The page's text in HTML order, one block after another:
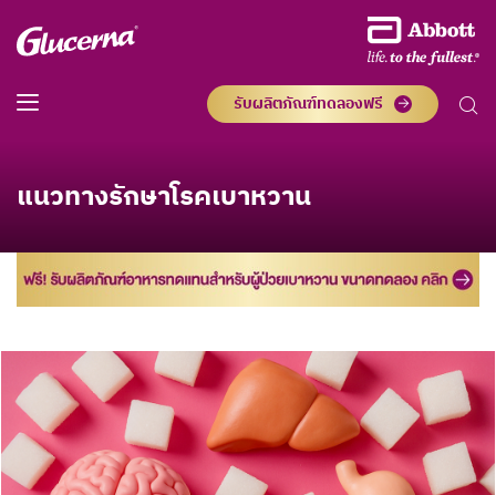
รับผลิตภัณฑ์ทดลองฟรี
แนวทางรักษาโรคเบาหวาน